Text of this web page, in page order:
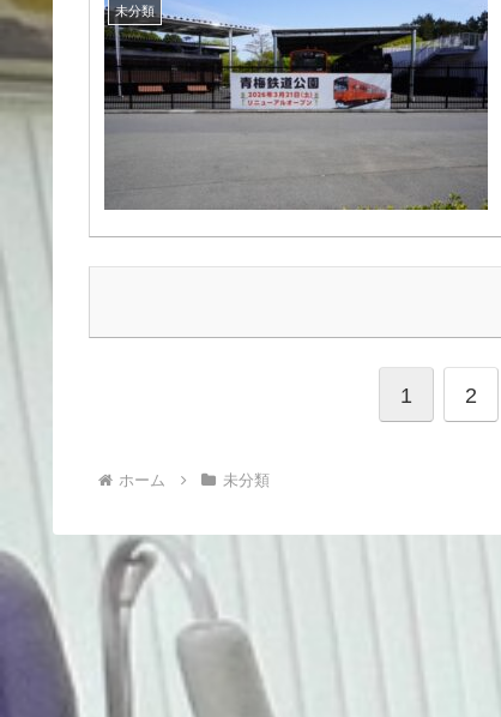
未分類
1 2
ホーム 未分類